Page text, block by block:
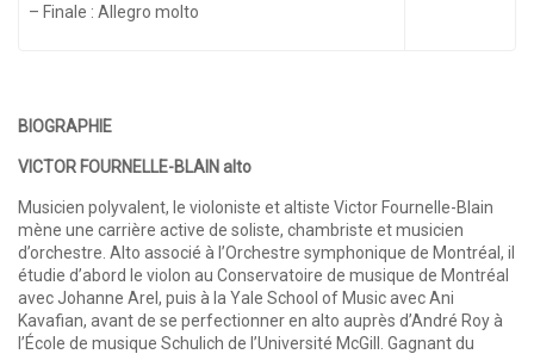
– Finale : Allegro molto
BIOGRAPHIE
VICTOR FOURNELLE-BLAIN alto
Musicien polyvalent, le violoniste et altiste Victor Fournelle-Blain
mène une carrière active de soliste, chambriste et musicien
d’orchestre. Alto associé à l’Orchestre symphonique de Montréal, il
étudie d’abord le violon au Conservatoire de musique de Montréal
avec Johanne Arel, puis à la Yale School of Music avec Ani
Kavafian, avant de se perfectionner en alto auprès d’André Roy à
l’École de musique Schulich de l’Université McGill. Gagnant du